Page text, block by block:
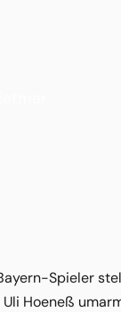
Spieler
Hoeneß